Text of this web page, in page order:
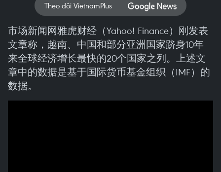
Theo dõi VietnamPlus
市场新闻网雅虎财经（Yahoo! Finance）刚发表
文章称，越南、中国和部分亚洲国家跻身10年
来全球经济增长最快的20个国家之列。上述文
章中的数据是基于国际货币基金组织（IMF）的
数据。